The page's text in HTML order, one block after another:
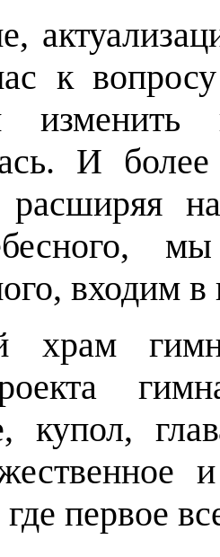
к вопросу
И
расширяя
входим в
храм
купол,
первое